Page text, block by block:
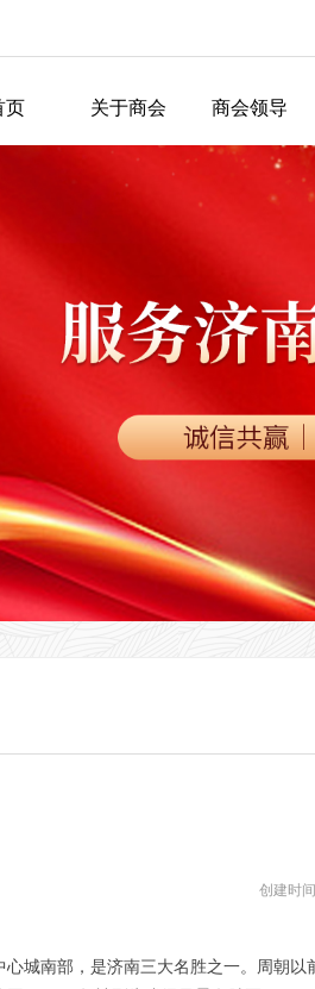
页 关于商会 商会领导
城南部，是济南三大名胜之一。周朝
创建时间